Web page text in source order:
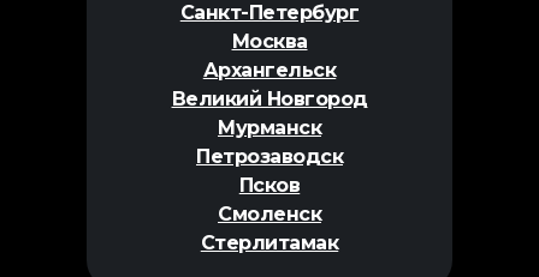
Санкт-Петербург
Москва
Архангельск
Великий Новгород
Мурманск
Петрозаводск
Псков
Смоленск
Стерлитамак